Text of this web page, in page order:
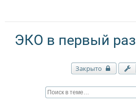
ЭКО в первый раз
Закрыто